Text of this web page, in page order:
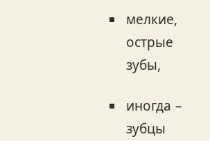
мелкие,
острые
зубы,
иногда –
зубцы